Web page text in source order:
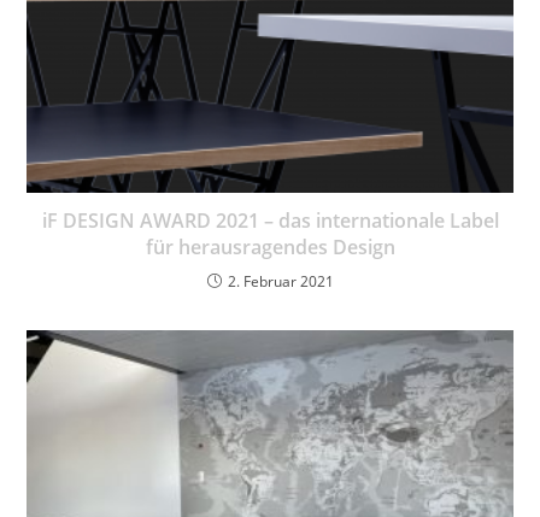
iF DESIGN AWARD 2021 – das internationale Label
für herausragendes Design
2. Februar 2021